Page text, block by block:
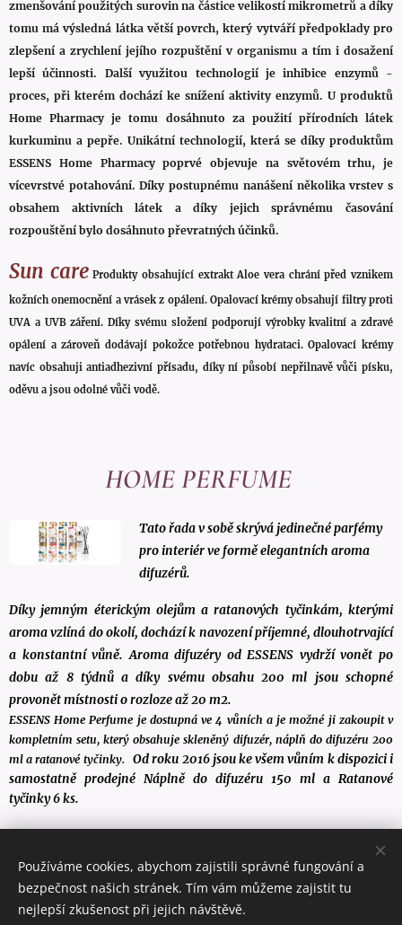
zmenšování použitých surovin na částice velikostí mikrometrů a díky
tomu má výsledná látka větší povrch, který vytváří předpoklady pro
zlepšení a zrychlení jejího rozpuštění v organismu a tím i dosažení
lepší účinnosti. Další využitou technologií je inhibice enzymů -
proces, při kterém dochází ke snížení aktivity enzymů. U produktů
Home Pharmacy je tomu dosáhnuto za použití přírodních látek
kurkuminu a pepře. Unikátní technologií, která se díky produktům
ESSENS Home Pharmacy poprvé objevuje na světovém trhu, je
vícevrstvé potahování. Díky postupnému nanášení několika vrstev s
obsahem aktivních látek a díky jejich správnému časování
rozpouštění bylo dosáhnuto převratných účinků.
Sun care Produkty obsahující extrakt Aloe vera chrání před vznikem
kožních onemocnění a vrásek z opálení. Opalovací krémy obsahují filtry proti
UVA a UVB záření. Díky svému složení podporují výrobky kvalitní a zdravé
opálení a zároveň dodávají pokožce potřebnou hydrataci. Opalovací krémy
navíc obsahuji antiadhezivní přísadu, díky ní působí nepřilnavě vůči písku,
oděvu a jsou odolné vůči vodě.
HOME PERFUME
Tato řada v sobě skrývá jedinečné parfémy
pro interiér ve formě elegantních aroma
difuzérů.
Díky jemným éterickým olejům a ratanových tyčinkám, kterými
aroma vzlíná do okolí, dochází k navození příjemné, dlouhotrvající
a konstantní vůně. Aroma difuzéry od ESSENS vydrží vonět po
dobu až 8 týdnů a díky svému obsahu 200 ml jsou schopné
provonět místnosti o rozloze až 20 m2.
ESSENS Home Perfume je dostupná ve 4 vůních a je možné ji zakoupit v
kompletním setu, který obsahuje skleněný difuzér, náplň do difuzéru 200
ml a ratanové tyčinky.Od roku 2016 jsou ke všem vůním k dispozici i
samostatně prodejné Náplně do difuzéru 150 ml a Ratanové
tyčinky 6 ks.
Palforess Tutti i diritti riservati 2017
Vytvořeno službouWebnode
Používáme cookies, abychom zajistili správné fungování a
bezpečnost našich stránek. Tím vám můžeme zajistit tu
nejlepší zkušenost při jejich návštěvě.